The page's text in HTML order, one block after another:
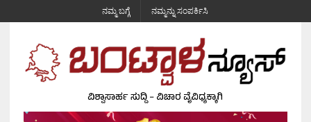
ನಮ್ಮ ಬಗ್ಗೆ ನಮ್ಮನ್ನು ಸಂಪರ್ಕಿಸಿ